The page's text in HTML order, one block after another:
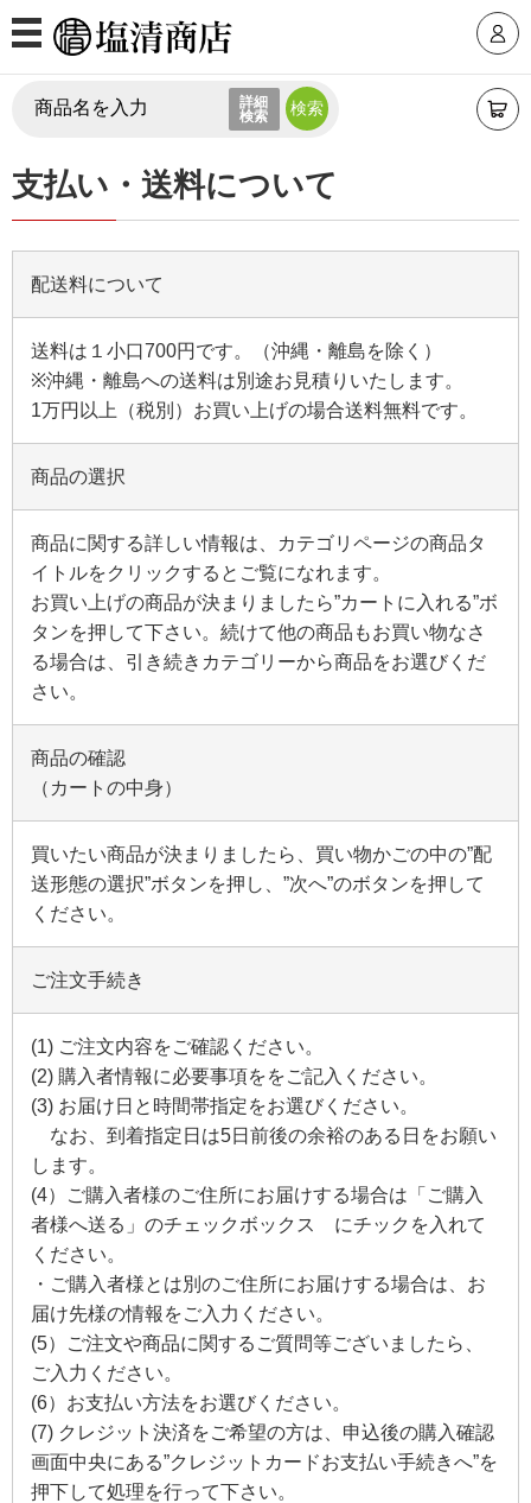
詳細
検索
ログインID
パスワード
パスワードを忘れた方はこちら
初めての方へ
新規会員登録
MENU
モダン仏壇
上置仏壇
仏壇価格帯から選ぶ
30万円台 20万円台
10万円台
仏具
具足セット りん関連
神棚
一社神棚 箱神棚
三社神棚
入母屋型神棚 モダン神棚
神棚神具付
一社神棚
三社神棚 五社神棚
入母屋型神棚 モダン神棚
神具
神具セット 神鏡
棚板
外宮
板宮 流れ宮
仏壇・仏具・神棚について
支払い・送料について
配送料について
送料は１小口700円です。（沖縄・離島を除く）
※沖縄・離島への送料は別途お見積りいたします。
1万円以上（税別）お買い上げの場合送料無料です。
商品の選択
商品に関する詳しい情報は、カテゴリページの商品タ
イトルをクリックするとご覧になれます。
お買い上げの商品が決まりましたら”カートに入れる”ボ
タンを押して下さい。続けて他の商品もお買い物なさ
る場合は、引き続きカテゴリーから商品をお選びくだ
さい。
商品の確認
（カートの中身）
買いたい商品が決まりましたら、買い物かごの中の”配
送形態の選択”ボタンを押し、”次へ”のボタンを押して
ください。
ご注文手続き
(1) ご注文内容をご確認ください。
(2) 購入者情報に必要事項ををご記入ください。
(3) お届け日と時間帯指定をお選びください。
なお、到着指定日は5日前後の余裕のある日をお願い
します。
(4）ご購入者様のご住所にお届けする場合は「ご購入
者様へ送る」のチェックボックス にチックを入れて
ください。
・ご購入者様とは別のご住所にお届けする場合は、お
届け先様の情報をご入力ください。
(5）ご注文や商品に関するご質問等ございましたら、
ご入力ください。
(6）お支払い方法をお選びください。
(7) クレジット決済をご希望の方は、申込後の購入確認
画面中央にある”クレジットカードお支払い手続きへ”を
押下して処理を行って下さい。